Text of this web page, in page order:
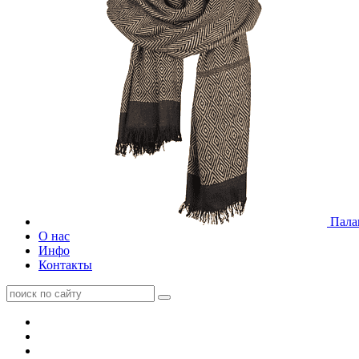
О нас
Инфо
Контакты